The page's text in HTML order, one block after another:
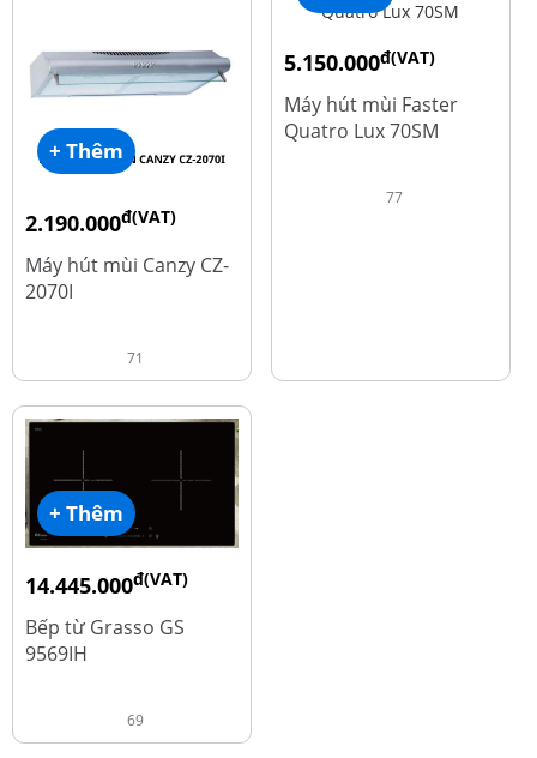
+ Thêm
2.190.000đ(VAT)
4.450.000
Máy hút mùi Canzy CZ-
2070I
71
5.150.000đ(VAT)
9.700.000
Máy hút mùi Faster
Quatro Lux 70SM
77
+ Thêm
14.445.000đ(VAT)
19.260.000
Bếp từ Grasso GS
9569IH
69